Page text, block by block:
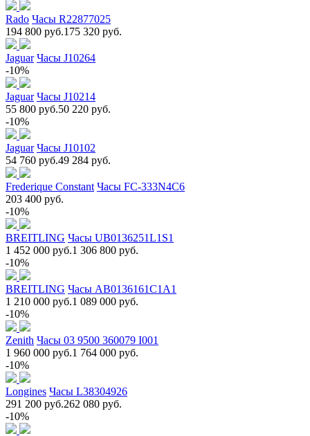
Rado Часы R22877025
194 800 руб.175 320 руб.
Jaguar Часы J10264
-10%
Jaguar Часы J10214
55 800 руб.50 220 руб.
-10%
Jaguar Часы J10102
54 760 руб.49 284 руб.
Frederique Constant Часы FC-333N4C6
203 400 руб.
-10%
BREITLING Часы UB0136251L1S1
1 452 000 руб.1 306 800 руб.
-10%
BREITLING Часы AB0136161C1A1
1 210 000 руб.1 089 000 руб.
-10%
Zenith Часы 03 9500 360079 I001
1 960 000 руб.1 764 000 руб.
-10%
Longines Часы L38304926
291 200 руб.262 080 руб.
-10%